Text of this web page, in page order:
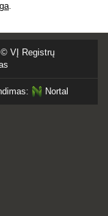
.
© VĮ Registrų
Nortal